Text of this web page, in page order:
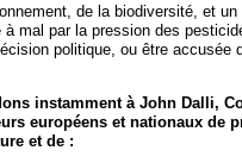
de la biodiversité, et
mal par la pression des
politique, ou être accusée
instamment à John Dalli,
européens et nationaux de
et de :